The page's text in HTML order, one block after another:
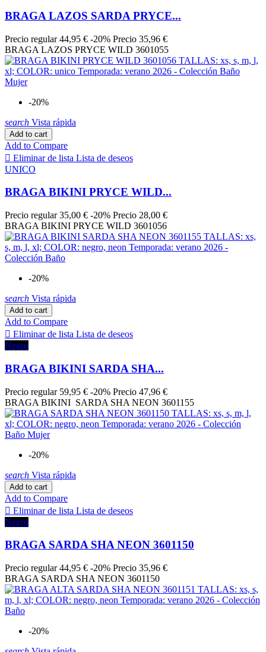
NEGROÇ 1
NEON FIESTA 2
NU 1
NUAGE AJOURAGE 3
Ocean 2
OLIVE GREEN
OOK 1
OR SUR BLANC
OR SUR NOIR
ORANGE 2
PACIFIC 1
PACIFIQUE NAUTIQUE 3
papier color
1
pin 2
PRUNE 4
PRUNE BOHÈME 1
PURPLE
ROASt COFFEE
Rojo 18
ROJO CORAL
Rosa
Rosa Flúor
ROUGE 1
SEA TURTLE 2
SKYFALL 1
SMOKING 2
SOLEIL DELICE 4
SPARKLING DUSK 1
STRICTO VERT 2
SUMMER SUNSET
Teja
TERRANOVA
TORUMALINA
TOURMALINA
TRESSE FUSCHIA 2
TURMALINA 1
UNCIO 1
UNCO 2
UNICO 138
VAGUE ACQUA 2
Verde
Verde Botella
BRAGA LAZOS SARDA PRYCE...
Precio regular 44,95 € -20% Precio 35,96 €
BRAGA LAZOS PRYCE WILD 3601055
-20%
search Vista rápida
Add to cart
Add to Compare
 Eliminar de lista Lista de deseos
UNICO
BRAGA BIKINI PRYCE WILD...
Precio regular 35,00 € -20% Precio 28,00 €
BRAGA BIKINI PRYCE WILD 3601056
-20%
search Vista rápida
Add to cart
Add to Compare
 Eliminar de lista Lista de deseos
Negro
BRAGA BIKINI SARDA SHA...
Precio regular 59,95 € -20% Precio 47,96 €
BRAGA BIKINI SARDA SHA NEON 3601155
-20%
search Vista rápida
Add to cart
Add to Compare
 Eliminar de lista Lista de deseos
Negro
BRAGA SARDA SHA NEON 3601150
Precio regular 44,95 € -20% Precio 35,96 €
BRAGA SARDA SHA NEON 3601150
-20%